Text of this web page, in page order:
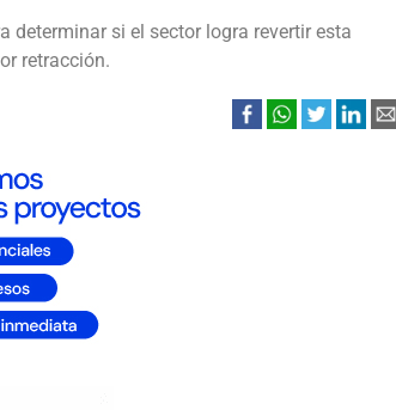
determinar si el sector logra revertir esta
retracción.